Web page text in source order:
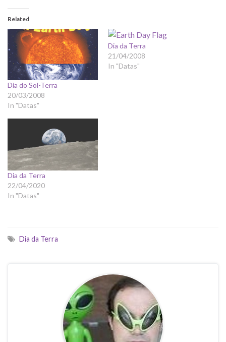
Related
Dia do Sol-Terra
20/03/2008
In "Datas"
Dia da Terra
21/04/2008
In "Datas"
Dia da Terra
22/04/2020
In "Datas"
Dia da Terra